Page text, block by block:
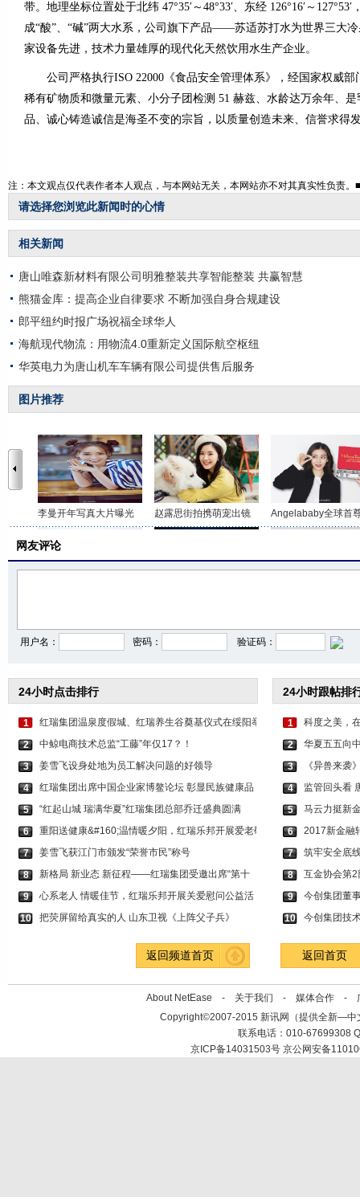
带。地理坐标位置处于北纬 47°35′～48°33′、东经 126°16′～
成“酸”、“碱”两大水系，公司旗下产品——苏适苏打水为世界三大
家设备先进，技术力量雄厚的现代化天然饮用水生产企业。
公司严格执行ISO 22000《食品安全管理体系》，经国家权威部
稀有矿物质和微量元素、小分子团检测 51 赫兹、水龄达万余年、
品、诚心铸造诚信是海圣不变的宗旨，以质量创造未来、信誉求得
注：本文观点仅代表作者本人观点，与本网站无关，本网站亦不对其真实性负责。■
请选择您浏览此新闻时的心情
相关新闻
唐山唯森新材料有限公司明雅整装共享智能整装 共赢智慧
熊猫金库：提高企业自律要求 不断加强自身合规建设
郎平纽约时报广场祝福全球华人
海航现代物流：用物流4.0重新定义国际航空枢纽
华英电力为唐山机车车辆有限公司提供售后服务
图片推荐
李曼开年写真大片曝光 赵露思街拍携萌宠出镜 Angelababy全球首
网友评论
用户名： 密码： 验证码：
24小时点击排行
1
红瑞集团温泉度假城、红瑞养生谷奠基仪式在绥阳举
2
中鲸电商技术总监“工藤”年仅17？！
3
姜雪飞设身处地为员工解决问题的好领导
4
红瑞集团出席中国企业家博鳌论坛 彰显民族健康品
5
“红起山城 瑞满华夏”红瑞集团总部乔迁盛典圆满
6
重阳送健康&#160;温情暖夕阳，红瑞乐邦开展爱老敬
7
姜雪飞获江门市颁发“荣誉市民”称号
8
新格局 新业态 新征程——红瑞集团受邀出席“第十
9
心系老人 情暖佳节，红瑞乐邦开展关爱慰问公益活
10
把荧屏留给真实的人 山东卫视《上阵父子兵》
24小时跟帖排
1
科度之美，
2
华夏五五向
3
《异兽来袭
4
监管回头看
5
马云力挺新
6
2017新金融
7
筑牢安全底
8
互金协会第
9
今创集团董
10
今创集团技
返回频道首页 返回首页
About NetEase - 关于我们 - 媒体合作 -
Copyright©2007-2015 新讯网（提供全新—中
联系电话：010-67699308
京ICP备14031503号 京公网安备